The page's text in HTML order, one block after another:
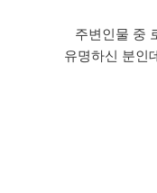
주변인물 중
유명하신 분인